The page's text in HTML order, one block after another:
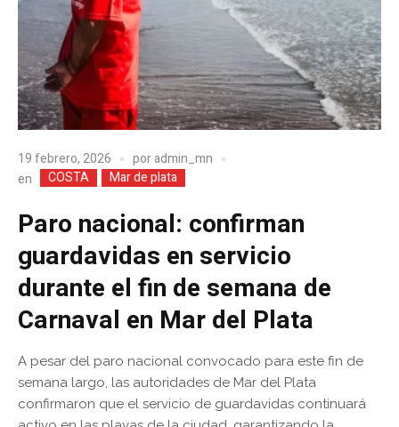
19 febrero, 2026 poradmin_mn
en
COSTA Mar de plata
Paro nacional: confirman
guardavidas en servicio
durante el fin de semana de
Carnaval en Mar del Plata
A pesar del paro nacional convocado para este fin de
semana largo, las autoridades de Mar del Plata
confirmaron que el servicio de guardavidas continuará